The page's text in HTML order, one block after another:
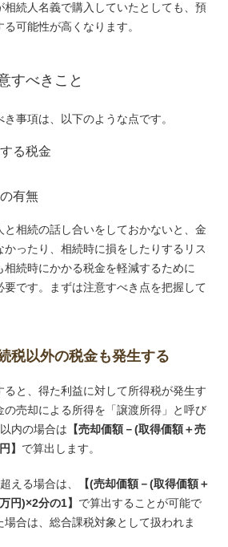
相続人名義で購入していたとしても、預
可能性が高くなります。
すべきこと
事項は、以下のような点です。
る税金
有無
と相続の話し合いをしておかないと、金
ったり、相続時に損をしたりするリス
相続時にかかる税金を軽減するために
要です。まずは注意すべき点を把握して
税以外の税金も発生する
と、得た利益に対して所得税が発生す
の売却による所得を「譲渡所得」と呼び
内の場合は 【売却価額－(取得価額＋売
】 で算出します。
える場合は、
【(売却価額－(取得価額＋
円)×2分の1】 で算出することが可能で
合は、総合課税対象として扱われま